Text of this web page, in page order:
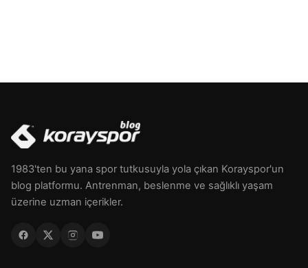
1983'ten bu yana spor tutkusuyla yola çıkan Korayspor'un
blog platformu. Antrenman, beslenme ve sağlıklı yaşam
üzerine uzman içerikler.